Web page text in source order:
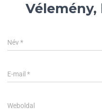
Vélemény,
Név*
E-mail *
Weboldal